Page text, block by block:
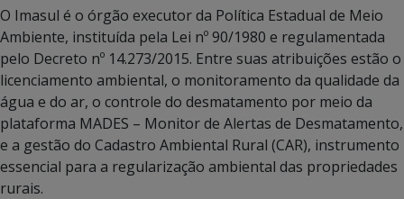
O Imasul é o órgão executor da Política Estadual de Meio
Ambiente, instituída pela Lei nº 90/1980 e regulamentada
pelo Decreto nº 14.273/2015. Entre suas atribuições estão o
licenciamento ambiental, o monitoramento da qualidade da
água e do ar, o controle do desmatamento por meio da
plataforma MADES – Monitor de Alertas de Desmatamento,
e a gestão do Cadastro Ambiental Rural (CAR), instrumento
essencial para a regularização ambiental das propriedades
rurais.